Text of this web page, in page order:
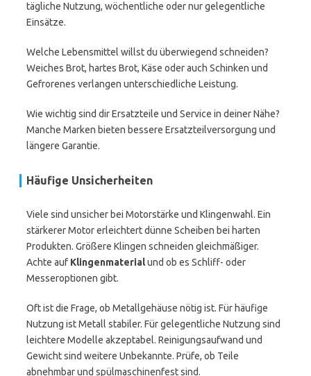
tägliche Nutzung, wöchentliche oder nur gelegentliche
Einsätze.
Welche Lebensmittel willst du überwiegend schneiden?
Weiches Brot, hartes Brot, Käse oder auch Schinken und
Gefrorenes verlangen unterschiedliche Leistung.
Wie wichtig sind dir Ersatzteile und Service in deiner Nähe?
Manche Marken bieten bessere Ersatzteilversorgung und
längere Garantie.
Häufige Unsicherheiten
Viele sind unsicher bei Motorstärke und Klingenwahl. Ein
stärkerer Motor erleichtert dünne Scheiben bei harten
Produkten. Größere Klingen schneiden gleichmäßiger.
Achte auf Klingenmaterialund ob es Schliff- oder
Messeroptionen gibt.
Oft ist die Frage, ob Metallgehäuse nötig ist. Für häufige
Nutzung ist Metall stabiler. Für gelegentliche Nutzung sind
leichtere Modelle akzeptabel. Reinigungsaufwand und
Gewicht sind weitere Unbekannte. Prüfe, ob Teile
abnehmbar und spülmaschinenfest sind.